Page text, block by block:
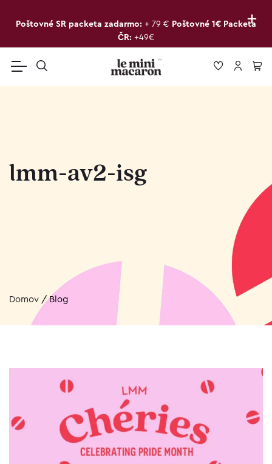
+
Poštovné SR packeta zadarmo: + 79 € Poštovné 1€ Packeta
ČR: +49€
lmm-av2-isg
Domov /Blog